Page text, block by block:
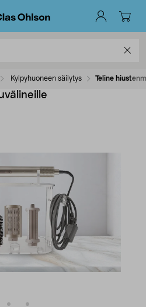
Kylpyhuoneen säilytys Teline